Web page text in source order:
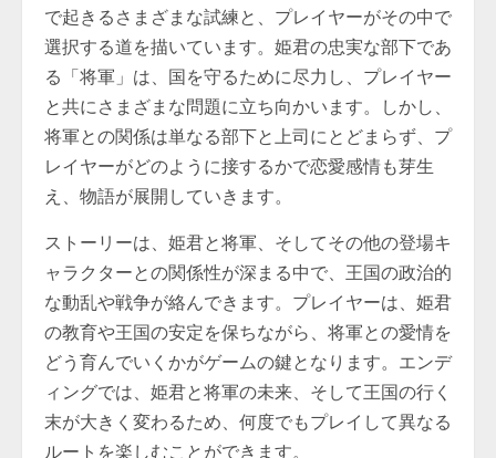
で起きるさまざまな試練と、プレイヤーがその中で
選択する道を描いています。姫君の忠実な部下であ
る「将軍」は、国を守るために尽力し、プレイヤー
と共にさまざまな問題に立ち向かいます。しかし、
将軍との関係は単なる部下と上司にとどまらず、プ
レイヤーがどのように接するかで恋愛感情も芽生
え、物語が展開していきます。
ストーリーは、姫君と将軍、そしてその他の登場キ
ャラクターとの関係性が深まる中で、王国の政治的
な動乱や戦争が絡んできます。プレイヤーは、姫君
の教育や王国の安定を保ちながら、将軍との愛情を
どう育んでいくかがゲームの鍵となります。エンデ
ィングでは、姫君と将軍の未来、そして王国の行く
末が大きく変わるため、何度でもプレイして異なる
ルートを楽しむことができます。